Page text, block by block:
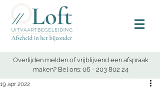
Overlijden melden of vrijblijvend een afspraak
maken? Bel ons: 06 - 203 802 24
19 apr 2022